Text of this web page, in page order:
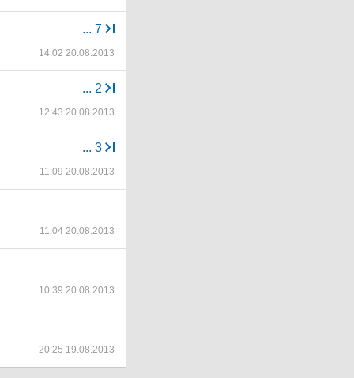
... 7
14:02 20.08.2013
... 2
12:43 20.08.2013
... 3
11:09 20.08.2013
11:04 20.08.2013
10:39 20.08.2013
20:25 19.08.2013